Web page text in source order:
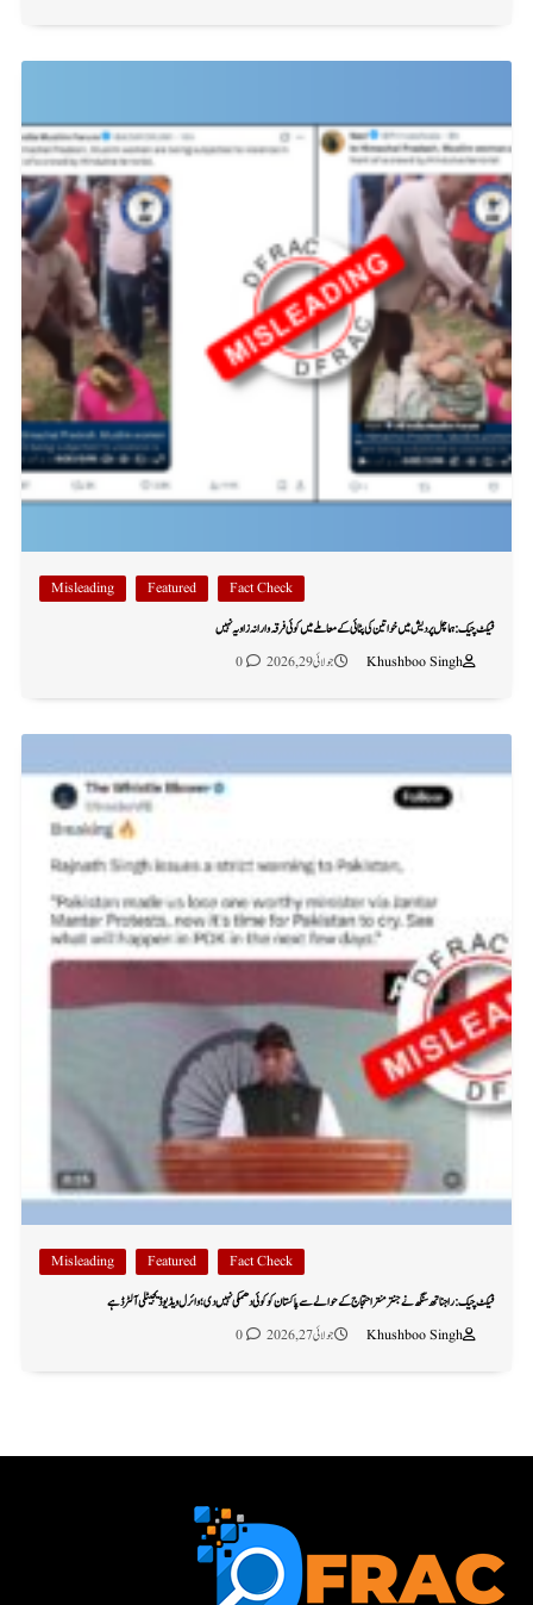
Fact Check
Featured
Misleading
فیکٹ چیک: ہماچل پردیش میں خواتین کی پٹائی کے معاملے میں کوئی فرقہ وارانہ زاویہ نہیں
Khushboo Singh
جولائی 29, 2026 0
Fact Check
Featured
Misleading
فیکٹ چیک: راجناتھ سنگھ نے جنتر منتر احتجاج کے حوالے سے پاکستان کو کوئی دھمکی نہیں دی؛ وائرل ویڈیو ڈیجیٹلی آلٹرڈ ہے
Khushboo Singh
جولائی 27, 2026 0